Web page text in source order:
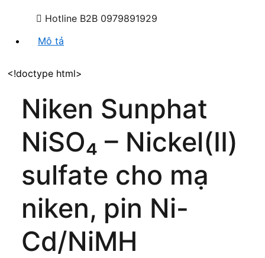
Hotline B2B 0979891929
Mô tả
<!doctype html>
Niken Sunphat
NiSO₄ – Nickel(II)
sulfate cho mạ
niken, pin Ni-
Cd/NiMH